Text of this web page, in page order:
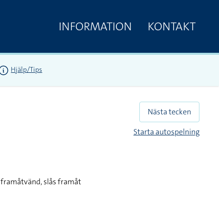
INFORMATION KONTAKT
Hjälp/Tips
Nästa tecken
Starta autospelning
slås framåt